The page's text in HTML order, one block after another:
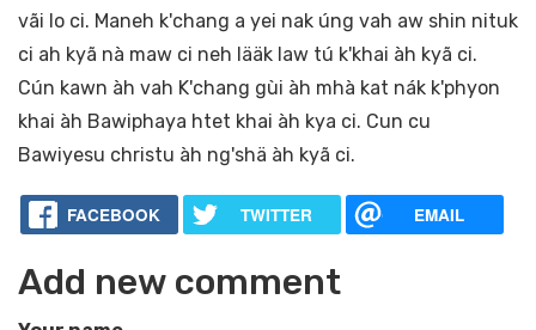
vãi lo ci. Maneh k'chang a yei nak úng vah aw shin nituk
ci ah kyã nà maw ci neh lääk law tú k'khai àh kyã ci.
Cún kawn àh vah K'chang gùi àh mhà kat nák k'phyon
khai àh Bawiphaya htet khai àh kya ci. Cun cu
Bawiyesu christu àh ng'shä àh kyã ci.
FACEBOOK TWITTER EMAIL
Add new comment